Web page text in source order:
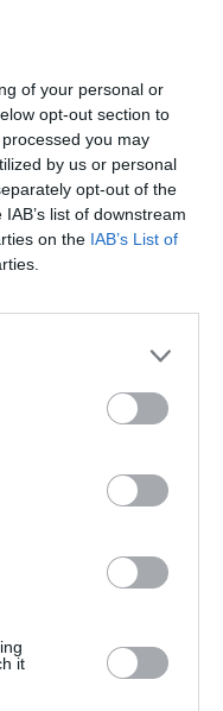
of your personal or
opt-out section to
you may
by us or personal
opt-out of the
list of downstream
on the IAB’s List of
it
εμβληματικών πλέον
Κυκλάδων
του 1960 στη Νέα
εγκαταστάσεις,
χρησιμοποιεί συχνά
αναγνωρισμένη
από τις 11 Μαΐου του